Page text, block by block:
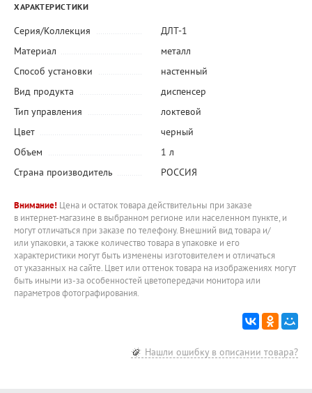
ХАРАКТЕРИСТИКИ
Серия/Коллекция
ДЛТ-1
Материал
металл
Способ установки
настенный
Вид продукта
диспенсер
Тип управления
локтевой
Цвет
черный
Объем
1 л
Страна производитель
РОССИЯ
Внимание! Цена и остаток товара действительны при заказе
в интернет-магазине в выбранном регионе или населенном пункте, и
могут отличаться при заказе по телефону. Внешний вид товара и/
или упаковки, а также количество товара в упаковке и его
характеристики могут быть изменены изготовителем и отличаться
от указанных на сайте. Цвет или оттенок товара на изображениях могут
быть иными из-за особенностей цветопередачи монитора или
параметров фотографирования.
Нашли ошибку в описании товара?